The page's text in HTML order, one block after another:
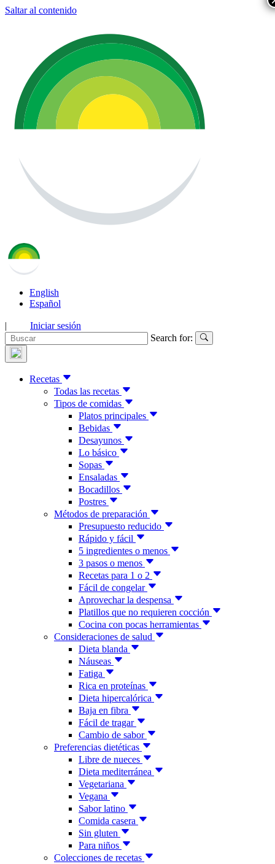
Saltar al contenido
English
Español
|
Iniciar sesión
Search for:
Recetas
Todas las recetas
Tipos de comidas
Platos principales
Bebidas
Desayunos
Lo básico
Sopas
Ensaladas
Bocadillos
Postres
Métodos de preparación
Presupuesto reducido
Rápido y fácil
5 ingredientes o menos
3 pasos o menos
Recetas para 1 o 2
Fácil de congelar
Aprovechar la despensa
Platillos que no requieren cocción
Cocina con pocas herramientas
Consideraciones de salud
Dieta blanda
Náuseas
Fatiga
Rica en proteínas
Dieta hipercalórica
Baja en fibra
Fácil de tragar
Cambio de sabor
Preferencias dietéticas
Libre de nueces
Dieta mediterránea
Vegetariana
Vegana
Sabor latino
Comida casera
Sin gluten
Para niños
Colecciones de recetas